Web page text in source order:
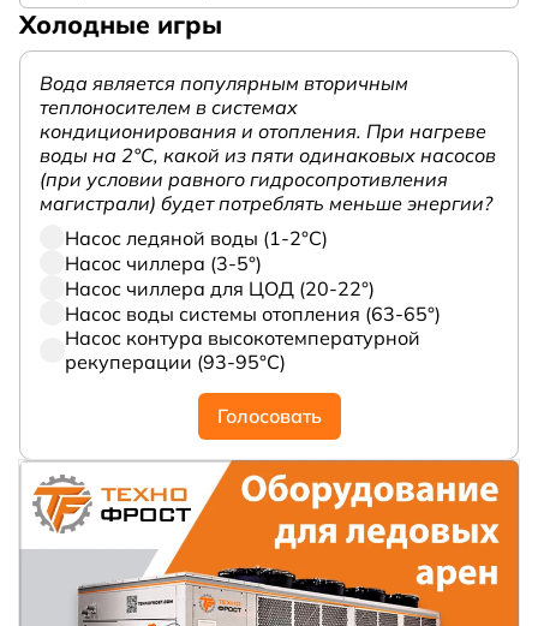
Холодные игры
Вода является популярным вторичным
теплоносителем в системах
кондиционирования и отопления. При нагреве
воды на 2°С, какой из пяти одинаковых насосов
(при условии равного гидросопротивления
магистрали) будет потреблять меньше энергии?
Насос ледяной воды (1-2°С)
Насос чиллера (3-5°)
Насос чиллера для ЦОД (20-22°)
Насос воды системы отопления (63-65°)
Насос контура высокотемпературной
рекуперации (93-95°С)
Голосовать